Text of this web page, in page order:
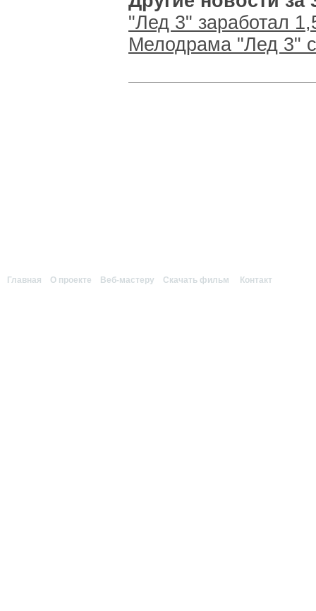
"Лед 3" заработал
Мелодрама "Лед 3"
Главная О проекте Веб-мастеру Скачать фильм Контакт